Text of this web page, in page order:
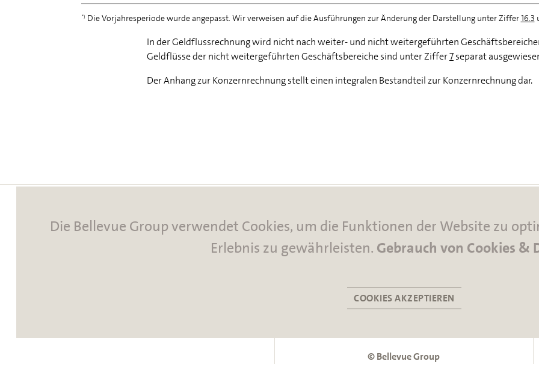
*) Die Vorjahresperiode wurde angepasst. Wir verweisen auf die Ausführungen zur Änderung der Darstellung unter Ziffer16.3
In der Geldflussrechnung wird nicht nach weiter- und nicht weitergeführten
Geldflüsse der nicht weitergeführten Geschäftsbereiche sind unter Ziffer7separat
Der Anhang zur Konzernrechnung stellt einen integralen Bestandteil zur Konzernrechnung dar.
+41 44 267 67 00
© Bellevue Group
Die Bellevue Group verwendet Cookies, um die Funktionen der Website zu
Erlebnis zu gewährleisten. Gebrauch von Cookies &
COOKIES AKZEPTIEREN